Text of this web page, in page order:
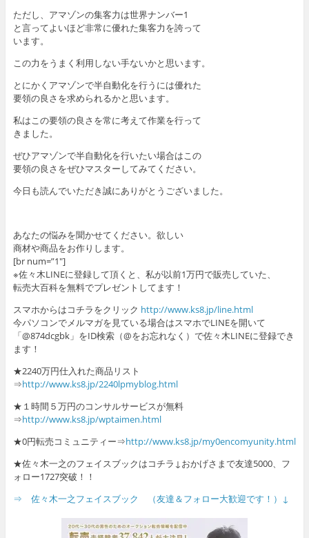
ただし、アマゾンの集客力は世界ナンバー1
と言ってよいほど非常に優れた集客力を誇って
います。
この力をうまく利用しない手ないかと思います。
とにかくアマゾンで半自動化を行うには優れた
要領の良さを求められるかと思います。
私はこの要領の良さを常に考えて作業を行って
きました。
ぜひアマゾンで半自動化を行いたい場合はこの
要領の良さをぜひマスターしてみてください。
今日も読んでいただき誠にありがとうございました。
あなたの悩みを聞かせてください。欲しい
商材や商品をお作りします。
[br num=”1″]
※佐々木LINEに登録して頂くと、私が以前1万円で販売していた、
転売大百科を無料でプレゼントしてます！
スマホからはコチラをクリック http://www.ks8.jp/line.html
今パソコンでメルマガを見ている場合はスマホでLINEを開いて
「@874dcgbk」をID検索（@をお忘れなく）で佐々木LINEに登録でき
ます！
★2240万円仕入れた商品リスト
⇒http://www.ks8.jp/2240lpmyblog.html
★１時間５万円のコンサルサービスが無料
⇒http://www.ks8.jp/wptaimen.html
★0円転売コミュニティー⇒http://www.ks8.jp/my0encomyunity.html
★佐々木一之のフェイスブックはコチラ↓おかげさまで友達5000、フ
ォロー1727突破！！
⇒ 佐々木一之フェイスブック （友達＆フォロー大歓迎です！）↓